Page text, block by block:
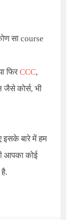
सा course
फिरCCC,
जैसे कोर्स, भी
इसके बारे में हम
आपका कोई